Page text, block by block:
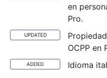
en
Pro.
UPDATED
OCPP en
ADDED Idioma